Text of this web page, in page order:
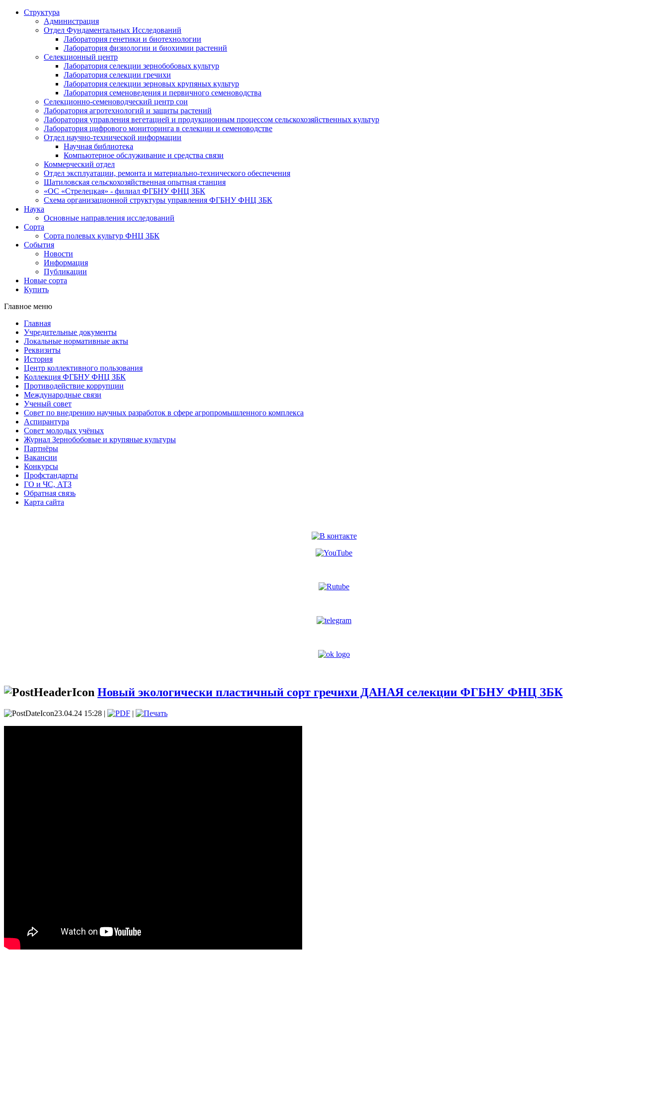
Структура
Администрация
Отдел Фундаментальных Исследований
Лаборатория генетики и биотехнологии
Лаборатория физиологии и биохимии растений
Селекционный центр
Лаборатория селекции зернобобовых культур
Лаборатория селекции гречихи
Лаборатория селекции зерновых крупяных культур
Лаборатория семеноведения и первичного семеноводства
Селекционно-семеноводческий центр сои
Лаборатория агротехнологий и защиты растений
Лаборатория управления вегетацией и продукционным процессом сельскохозяйственных культур
Лаборатория цифрового мониторинга в селекции и семеноводстве
Отдел научно-технической информации
Научная библиотека
Компьютерное обслуживание и средства связи
Коммерческий отдел
Отдел эксплуатации, ремонта и материально-технического обеспечения
Шатиловская сельскохозяйственная опытная станция
«ОС «Стрелецкая» - филиал ФГБНУ ФНЦ ЗБК
Схема организационной структуры управления ФГБНУ ФНЦ ЗБК
Наука
Основные направления исследований
Сорта
Сорта полевых культур ФНЦ ЗБК
События
Новости
Информация
Публикации
Новые сорта
Купить
Главное меню
Главная
Учредительные документы
Локальные нормативные акты
Реквизиты
История
Центр коллективного пользования
Коллекция ФГБНУ ФНЦ ЗБК
Противодействие коррупции
Международные связи
Ученый совет
Совет по внедрению научных разработок в сфере агропромышленного комплекса
Аспирантура
Совет молодых учёных
Журнал Зернобобовые и крупяные культуры
Партнёры
Вакансии
Конкурсы
Профстандарты
ГО и ЧС, АТЗ
Обратная связь
Карта сайта
Новый экологически пластичный сорт гречихи ДАНАЯ селекции ФГБНУ ФНЦ ЗБК
23.04.24 15:28 | |